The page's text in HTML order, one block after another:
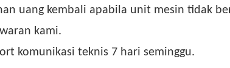
uang kembali apabila unit mesin tidak
kami.
komunikasi teknis 7 hari seminggu.